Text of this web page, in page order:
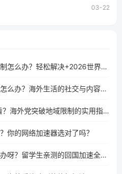
03-22
在法国用哔哩哔哩地区限制怎么办？轻松解决+2026世界杯看球攻略
在新西兰用探探地区限制怎么办？海外生活的社交与内容之困
欧洲杯直播CCTV5怎么看？海外党突破地域限制的实用指南
你的网络加速器选对了吗？
国外看不了哔哩哔哩怎么办呀？留学生亲测的回国加速全攻略（含酷我音乐渤海银行解决方法）